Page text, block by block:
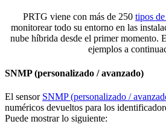
PRTG viene con más de 250 tipos
monitorear todo su entorno en las
nube híbrida desde el primer momento.
ejemplos a
SNMP (personalizado / avanzado)
El sensor SNMP (personalizado /
numéricos devueltos para los
Puede mostrar lo siguiente: